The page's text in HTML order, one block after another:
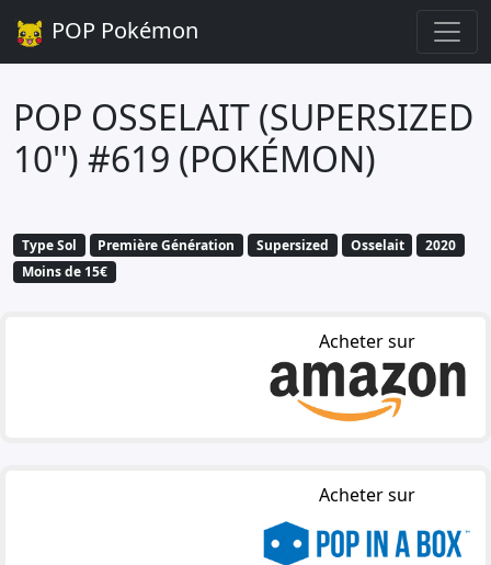
POP Pokémon
POP OSSELAIT (SUPERSIZED
10'') #619 (POKÉMON)
Type Sol Première Génération Supersized Osselait
2020
Moins de 15€
Acheter sur
Acheter sur